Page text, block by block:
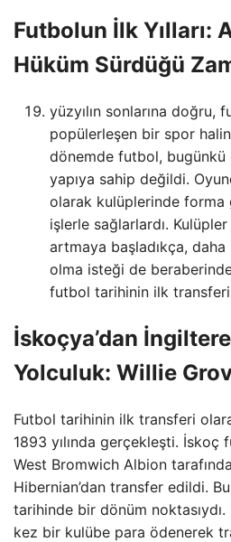
Futbolun İlk Yılları:
Hüküm Sürdüğü
yüzyılın sonlarına doğru,
popülerleşen bir spor
dönemde futbol,
yapıya sahip değildi.
olarak kulüplerinde forma
işlerle sağlarlardı.
artmaya başladıkça,
olma isteği de
futbol tarihinin ilk
İskoçya’dan
Yolculuk: Willie
Futbol tarihinin ilk transferi
1893 yılında gerçekleşti. İskoç
West Bromwich Albion
Hibernian’dan transfer edildi.
tarihinde bir dönüm
kez bir kulübe para ödenerek